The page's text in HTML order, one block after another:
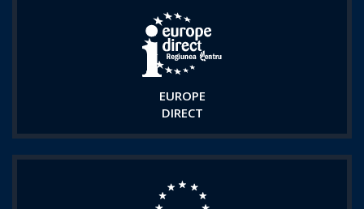
EUROPE
DIRECT